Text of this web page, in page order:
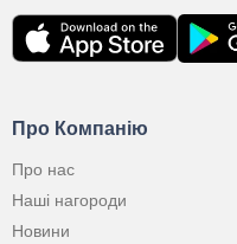
Про Компанію
Про нас
Наші нагороди
Новини